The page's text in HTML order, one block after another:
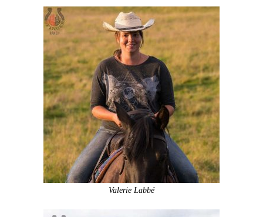
Valerie Labbé